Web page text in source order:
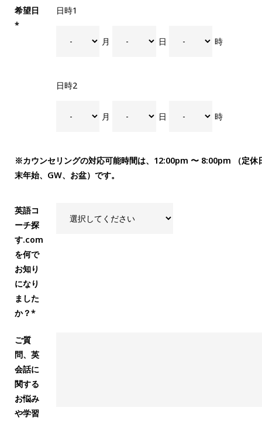
希望日
*
日時1
月 日 時
日時2
月 日 時
※カウンセリングの対応可能時間は、12:00pm 〜 8:00pm （定休
末年始、GW、お盆）です。
英語コ
ーチ探
す.com
を何で
お知り
になり
ました
か？*
ご質
問、英
会話に
関する
お悩み
や学習